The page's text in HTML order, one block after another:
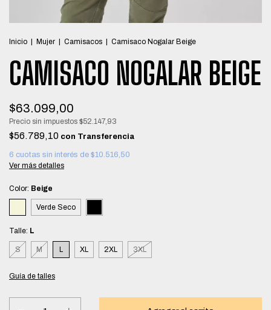
Inicio Mujer Camisacos Camisaco Nogalar Beige
CAMISACO NOGALAR BEIGE
$63.099,00
Precio sin impuestos $52.147,93
$56.789,10 con
6 cuotas sin interés de $10.516,50
Ver más detalles
Color: Beige
Verde Seco
Talle: L
S M L XL 2XL 3XL
Guía de talles